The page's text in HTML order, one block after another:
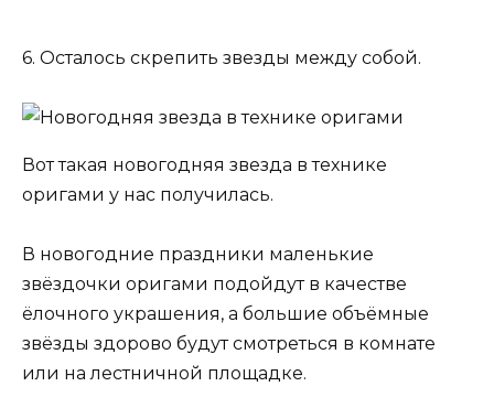
6. Осталось скрепить звезды между собой.
Вот такая новогодняя звезда в технике
оригами у нас получилась.
В новогодние праздники маленькие
звёздочки оригами подойдут в качестве
ёлочного украшения, а большие объёмные
звёзды здорово будут смотреться в комнате
или на лестничной площадке.